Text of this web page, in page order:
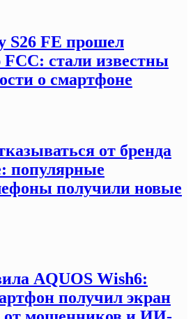
S26 FE прошел
стали известны
о смартфоне
от бренда
популярные
получили новые
AQUOS Wish6:
получил экран